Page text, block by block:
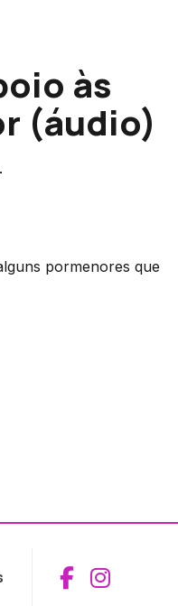
às
(áudio)
pormenores que
Aceder